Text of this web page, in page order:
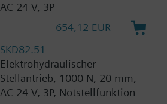
AC 24 V, 3P
654,12 EUR
SKD82.51
Elektrohydraulischer
Stellantrieb, 1000 N, 20 mm,
AC 24 V, 3P, Notstellfunktion